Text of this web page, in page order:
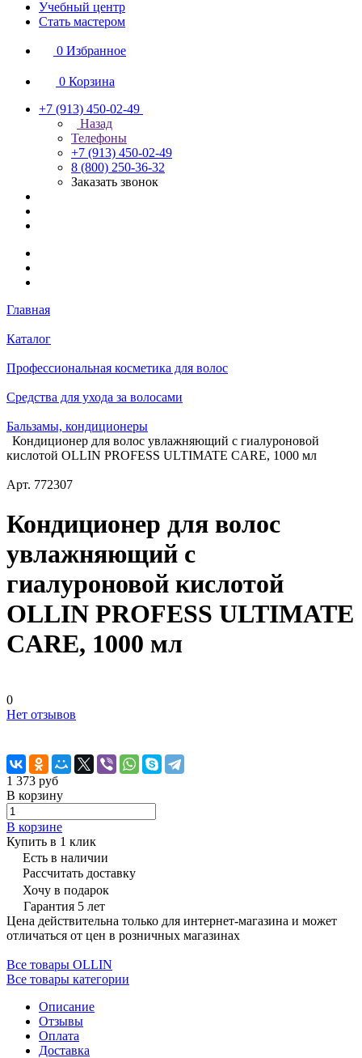
Учебный центр
Стать мастером
0 Избранное
0 Корзина
+7 (913) 450-02-49
Назад
Телефоны
+7 (913) 450-02-49
8 (800) 250-36-32
Заказать звонок
Главная
Каталог
Профессиональная косметика для волос
Средства для ухода за волосами
Бальзамы, кондиционеры
Кондиционер для волос увлажняющий с гиалуроновой
кислотой OLLIN PROFESS ULTIMATE CARE, 1000 мл
Арт. 772307
Кондиционер для волос
увлажняющий с
гиалуроновой кислотой
OLLIN PROFESS ULTIMATE
CARE, 1000 мл
0
Нет отзывов
1 373 руб
В корзину
В корзине
Купить в 1 клик
Есть в наличии
Рассчитать доставку
Хочу в подарок
Гарантия 5 лет
Цена действительна только для интернет-магазина и может
отличаться от цен в розничных магазинах
Все товары OLLIN
Все товары категории
Описание
Отзывы
Оплата
Доставка